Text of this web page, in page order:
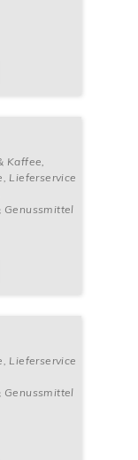
Kaffee
Lieferservice
Genussmittel
Lieferservice
Genussmittel